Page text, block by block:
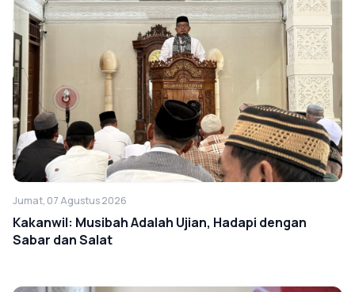
Jumat, 07 Agustus 2026
Kakanwil: Musibah Adalah Ujian, Hadapi dengan
Sabar dan Salat